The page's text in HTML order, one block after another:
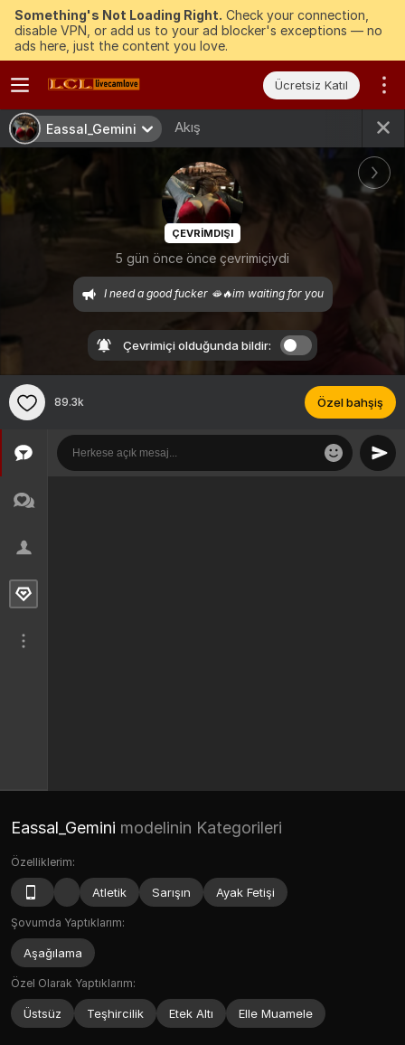
Something's Not Loading Right. Check your connection,
disable VPN, or add us to your ad blocker's exceptions — no
ads here, just the content you love.
Ücretsiz Katıl
Eassal_Gemini Akış
ÇEVRIMDIŞI
5 gün önce önce çevrimiçiydi
I need a good fucker 🫦🔥im waiting for you
Çevrimiçi olduğunda bildir:
89.3k Özel bahşiş
Eassal_Gemini modelinin Kategorileri
Özelliklerim:
Atletik Sarışın Ayak Fetişi
Şovumda Yaptıklarım:
Aşağılama
Özel Olarak Yaptıklarım:
Üstsüz Teşhircilik Etek Altı Elle Muamele